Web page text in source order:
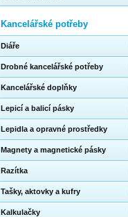
Kancelářské potřeby
Diáře
Drobné kancelářské potřeby
Kancelářské doplňky
Lepicí a balicí pásky
Lepidla a opravné prostředky
Magnety a magnetické pásky
Razítka
Tašky, aktovky a kufry
Kalkulačky